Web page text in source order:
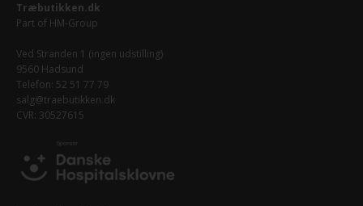
Træbutikken.dk
Part of HM-Group
Ved Stranden 1 (ingen udstilling)
9560 Hadsund
Telefon: 52 51 77 79
salg@traebutikken.dk
CVR: 30527615